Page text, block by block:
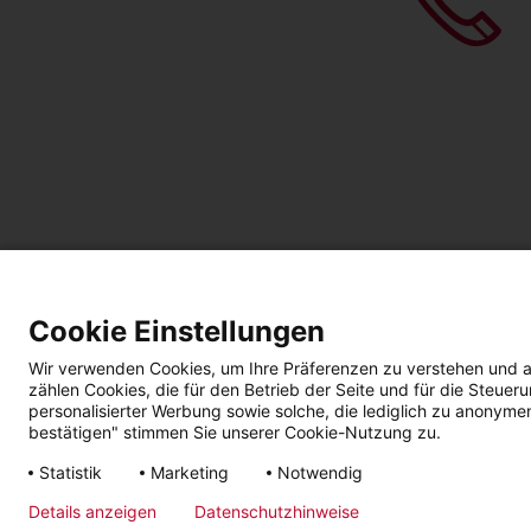
Impressum Datenschutz AGBs | Garantie |
Cookie Einstellungen
Wir verwenden Cookies, um Ihre Präferenzen zu verstehen
zählen Cookies, die für den Betrieb der Seite und für die
personalisierter Werbung sowie solche, die lediglich zu
bestätigen" stimmen Sie unserer Cookie-Nutzung zu.
Statistik
Marketing
Notwendig
Details anzeigen
Datenschutzhinweise